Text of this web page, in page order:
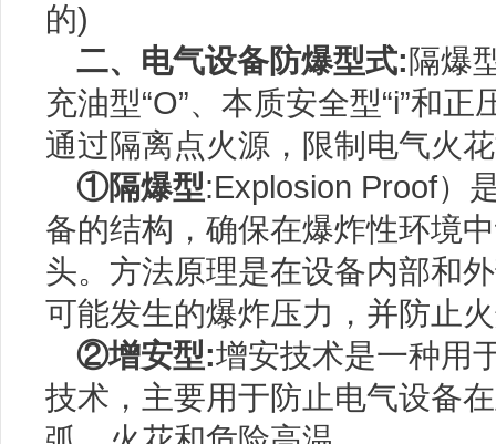
的)
二、电气设备防爆型式:隔爆
充油型“O”、本质安全型“i”和
通过隔离点火源，限制电气火
①隔爆型:Explosion Proof）
备的结构，确保在爆炸性环境
头。方法原理是在设备内部和
可能发生的爆炸压力，并防止
②增安型:增安技术是一种用
技术，主要用于防止电气设备